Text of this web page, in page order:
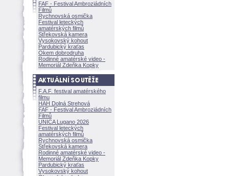
FAF - Festival Ambroziádních
Filmů
Rychnovská osmička
Festival leteckých
amatérských filmů
Střekovská kamera
Vysokovský kohout
Pardubický kraťas
Okem dobrodruha
Rodinné amatérské video -
Memoriál Zdeňka Kopky
F.A.F. festival amatérského
filmu
HAH Dolná Strehov
FAF - Festival Ambroziádních
Filmů
UNICA Lugano 2026
Festival leteckých
amatérských filmů
Rychnovská osmička
Střekovská kamera
Rodinné amatérské video -
Memoriál Zdeňka Kopky
Pardubický kraťas
Vysokovský kohout